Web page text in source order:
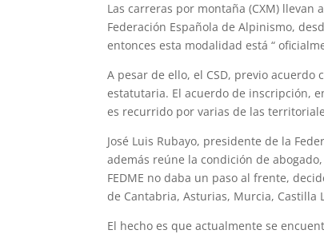
Las carreras por montaña (CXM) llevan
Federación Española de Alpinismo,
entonces esta modalidad está “
A pesar de ello, el CSD, previo acuerdo
estatutaria. El acuerdo de inscripción,
es recurrido por varias de las
José Luis Rubayo, presidente de la
además reúne la condición de
FEDME no daba un paso al frente,
de Cantabria, Asturias, Murcia, Castilla
El hecho es que actualmente se